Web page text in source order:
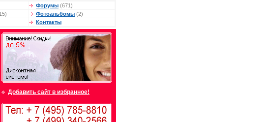
Форумы (671)
Фотоальбомы (2)
Контакты
Добавить сайт в избранное!